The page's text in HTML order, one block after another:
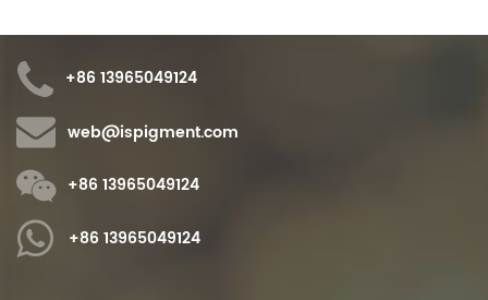
+86 13965049124
web@ispigment.com
+86 13965049124
+86 13965049124